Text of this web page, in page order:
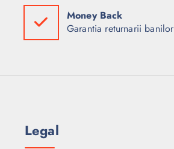
Money Back
Garantia returnarii banilor
Legal